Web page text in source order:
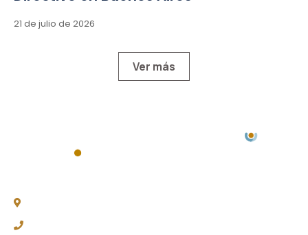
21 de julio de 2026
Ver más